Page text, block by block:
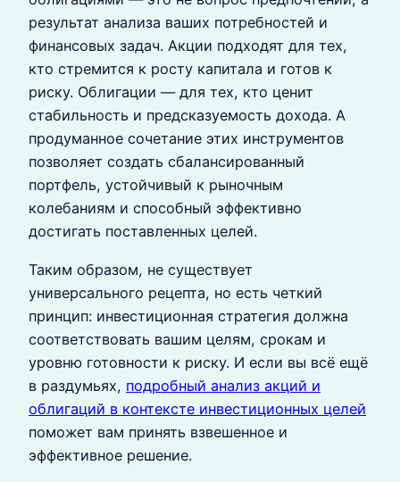
результат анализа ваших потребностей и
финансовых задач. Акции подходят для тех,
кто стремится к росту капитала и готов к
риску. Облигации — для тех, кто ценит
стабильность и предсказуемость дохода. А
продуманное сочетание этих инструментов
позволяет создать сбалансированный
портфель, устойчивый к рыночным
колебаниям и способный эффективно
достигать поставленных целей.
Таким образом, не существует
универсального рецепта, но есть четкий
принцип: инвестиционная стратегия должна
соответствовать вашим целям, срокам и
уровню готовности к риску. И если вы всё ещё
в раздумьях, подробный анализ акций и
облигаций в контексте инвестиционных целей
поможет вам принять взвешенное и
эффективное решение.